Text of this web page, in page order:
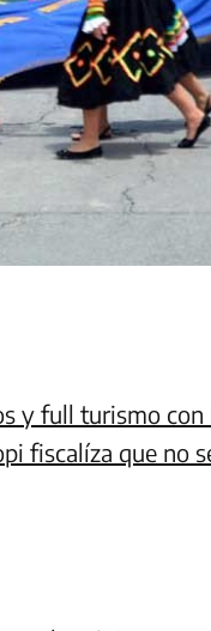
y full turismo
fiscalíza que no